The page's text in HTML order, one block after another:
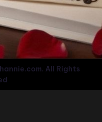
All Rights